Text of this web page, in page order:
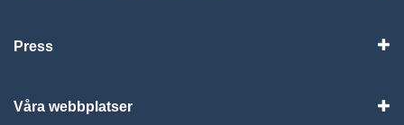
Press
Våra webbplatser